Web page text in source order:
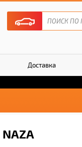
Доставка
NAZA